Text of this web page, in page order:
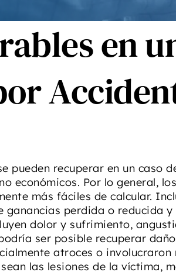
en
pueden recuperar en un caso
económicos. Por lo general,
más fáciles de calcular.
perdida o reducida y
dolor y sufrimiento,
ser posible recuperar
atroces o involucraron
las lesiones de la víctima,
todo corazón al abogado
DiBella para cualquiera
de sus necesidades
legales.”